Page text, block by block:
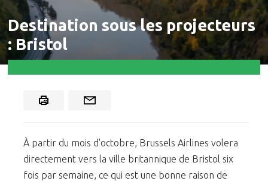
Destination sous les projecteurs
: Bristol
À partir du mois d'octobre, Brussels Airlines volera
directement vers la ville britannique de Bristol six
fois par semaine, ce qui est une bonne raison de